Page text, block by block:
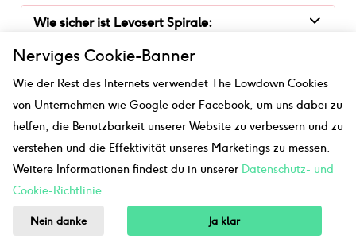
Wie sicher ist Levosert Spirale:
Diese Informationen wurden von unserer englischen
Webseite, die von unserem medizinischen Team
überprüft wurde, übernommen und übersetzt.
Faculty of Sexual and Reproductive Health. FSRH
Clinical Guideline: Intrauterine Contraception (April
2015, amended September 2019)
Feb 2021
Nerviges Cookie-Banner
Wie der Rest des Internets verwendet The Lowdown Cookies
von Unternehmen wie Google oder Facebook, um uns dabei zu
helfen, die Benutzbarkeit unserer Website zu verbessern und zu
verstehen und die Effektivität unseres Marketings zu messen.
Weitere Informationen findest du in unserer Datenschutz- und
Cookie-Richtlinie
Nein danke Ja klar